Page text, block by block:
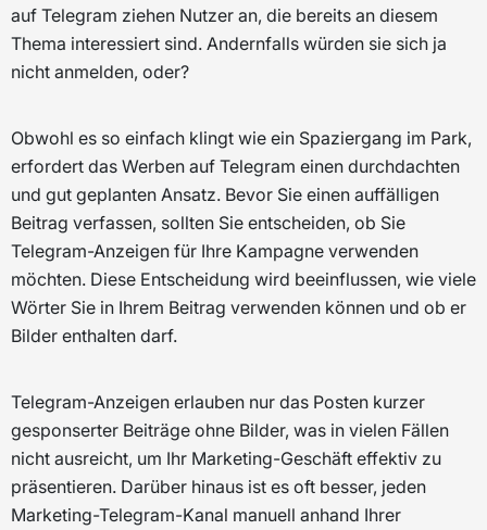
auf Telegram ziehen Nutzer an, die bereits an diesem
Thema interessiert sind. Andernfalls würden sie sich ja
nicht anmelden, oder?
Obwohl es so einfach klingt wie ein Spaziergang im Park,
erfordert das Werben auf Telegram einen durchdachten
und gut geplanten Ansatz. Bevor Sie einen auffälligen
Beitrag verfassen, sollten Sie entscheiden, ob Sie
Telegram-Anzeigen für Ihre Kampagne verwenden
möchten. Diese Entscheidung wird beeinflussen, wie viele
Wörter Sie in Ihrem Beitrag verwenden können und ob er
Bilder enthalten darf.
Telegram-Anzeigen erlauben nur das Posten kurzer
gesponserter Beiträge ohne Bilder, was in vielen Fällen
nicht ausreicht, um Ihr Marketing-Geschäft effektiv zu
präsentieren. Darüber hinaus ist es oft besser, jeden
Marketing-Telegram-Kanal manuell anhand Ihrer